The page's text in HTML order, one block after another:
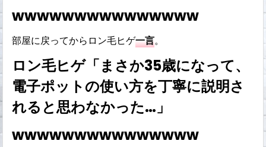
wwwwwwwwwwwwwww
部屋に戻ってからロン毛ヒゲ一言。
ロン毛ヒゲ「まさか35歳になって、
電子ポットの使い方を丁寧に説明さ
れると思わなかった…」
wwwwwwwwwwwwwww